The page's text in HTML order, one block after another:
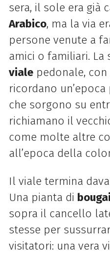
sera, il sole era già
Arabico, ma la via
persone venute a
amici o familiari. La
vialepedonale, con
ricordano un’epoca
che sorgono su
richiamano il
come molte altre
all’epoca della
Il viale termina
Una pianta di
sopra il cancello
stesse per
visitatori: una vera